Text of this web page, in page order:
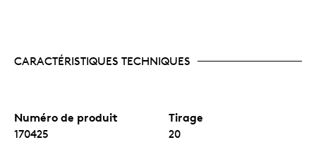
CARACTÉRISTIQUES TECHNIQUES
Numéro de produit
170425
Tirage
20